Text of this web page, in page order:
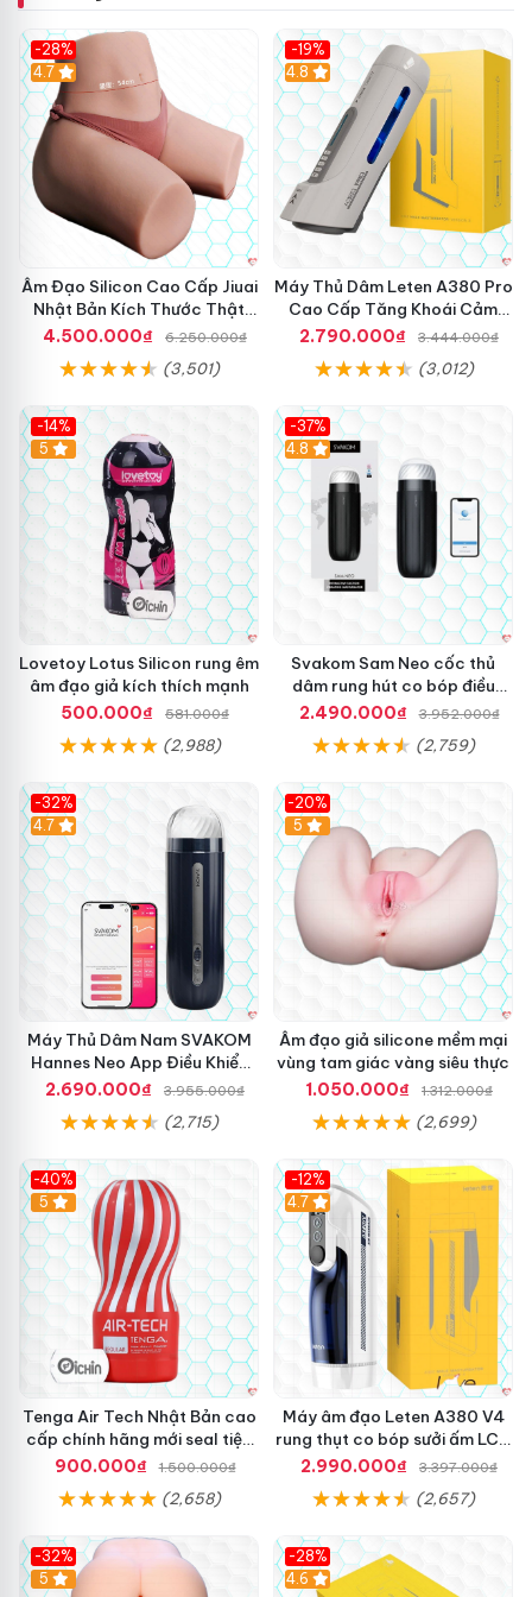
g
đ
à
n
à
-28%
4.7
Âm Đạo Silicon Cao Cấp Jiuai
Nhật Bản Kích Thước Thật
11Kg
4.500.000₫ 6.250.000₫
(3,501)
-19%
Hot
4.8
Máy Thủ Dâm Leten A380 Pro
Cao Cấp Tăng Khoái Cảm
Nhanh
2.790.000₫ 3.444.000₫
(3,012)
-14%
Hot
5
Lovetoy Lotus Silicon rung êm
âm đạo giả kích thích mạnh
500.000₫
581.000₫
(2,988)
-37%
4.8
Svakom Sam Neo cốc thủ
dâm rung hút co bóp điều
khiển App
2.490.000₫ 3.952.000₫
(2,759)
-32%
Hot
4.7
Máy Thủ Dâm Nam SVAKOM
Hannes Neo App Điều Khiển
Xa Cao Cấp
2.690.000₫ 3.955.000₫
(2,715)
-20%
Hot
5
Âm đạo giả silicone mềm mại
vùng tam giác vàng siêu thực
1.050.000₫
1.312.000₫
(2,699)
-40%
Hot
5
Tenga Air Tech Nhật Bản cao
cấp chính hãng mới seal tiện
lợi
900.000₫ 1.500.000₫
(2,658)
-12%
Hot
4.7
Máy âm đạo Leten A380 V4
rung thụt co bóp sưởi ấm LCD
đẹp
2.990.000₫ 3.397.000₫
(2,657)
-32%
Hot
5
-28%
Hot
4.6